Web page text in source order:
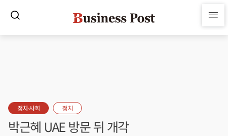
정치·사회 정치
박근혜 UAE 방문 뒤 개각